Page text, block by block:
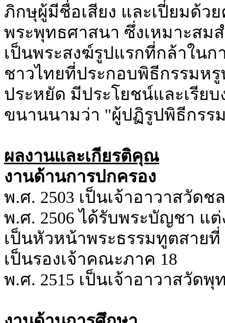
ภิกษุผู้มีชื่อเสียง และเปี่ยมด้ว
พระพุทธศาสนา ซึ่งเหมาะสม
เป็นพระสงฆ์รูปแรกที่กล้าใน
ชาวไทยที่ประกอบพิธีกรรมห
ประหยัด มีประโยชน์และเรีย
ขนานนามว่า "ผู้ปฏิรูปพิธีกรร
ผลงานและเกียรติคุณ
งานด้านการปกครอง
พ.ศ. 2503 เป็นเจ้าอาวาสวัด
พ.ศ. 2506 ได้รับพระบัญชา แ
เป็นหัวหน้าพระธรรมทูตสายที่
เป็นรองเจ้าคณะภาค 18
พ.ศ. 2515 เป็นเจ้าอาวาสวัด